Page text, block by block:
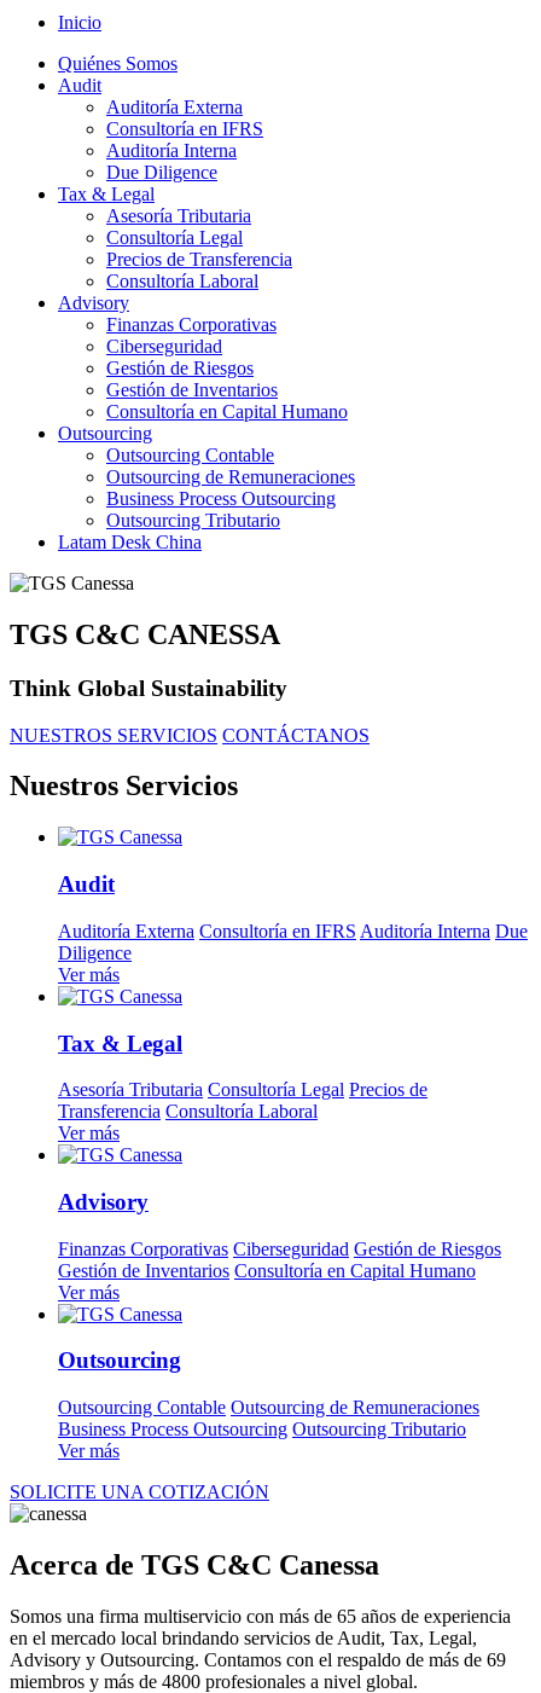
Inicio
Quiénes Somos
Audit
Auditoría Externa
Consultoría en IFRS
Auditoría Interna
Due Diligence
Tax & Legal
Asesoría Tributaria
Consultoría Legal
Precios de Transferencia
Consultoría Laboral
Advisory
Finanzas Corporativas
Ciberseguridad
Gestión de Riesgos
Gestión de Inventarios
Consultoría en Capital Humano
Outsourcing
Outsourcing Contable
Outsourcing de Remuneraciones
Business Process Outsourcing
Outsourcing Tributario
Latam Desk China
TGS C&C CANESSA
Think Global Sustainability
NUESTROS SERVICIOS CONTÁCTANOS
Nuestros Servicios
Audit
Auditoría Externa Consultoría en IFRS Auditoría Interna Due
Diligence
Ver más
Tax & Legal
Asesoría Tributaria Consultoría Legal Precios de
Transferencia Consultoría Laboral
Ver más
Advisory
Finanzas Corporativas Ciberseguridad Gestión de Riesgos
Gestión de Inventarios Consultoría en Capital Humano
Ver más
Outsourcing
Outsourcing Contable Outsourcing de Remuneraciones
Business Process Outsourcing Outsourcing Tributario
Ver más
SOLICITE UNA COTIZACIÓN
Acerca de TGS C&C Canessa
Somos una firma multiservicio con más de 65 años de experiencia
en el mercado local brindando servicios de Audit, Tax, Legal,
Advisory y Outsourcing. Contamos con el respaldo de más de 69
miembros y más de 4800 profesionales a nivel global.